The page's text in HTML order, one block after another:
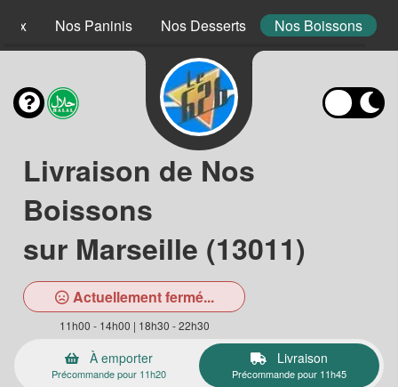
Nos Paninis Nos Desserts Nos Boissons
Livraison de Nos
Boissons
sur Marseille (13011)
Actuellement fermé...
11h00 - 14h00 | 18h30 - 22h30
À emporter
Précommande pour 11h20
Livraison
Précommande pour 11h45